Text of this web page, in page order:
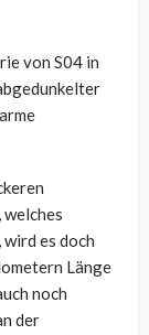
von S04 in
welches
es doch
Länge
noch
der